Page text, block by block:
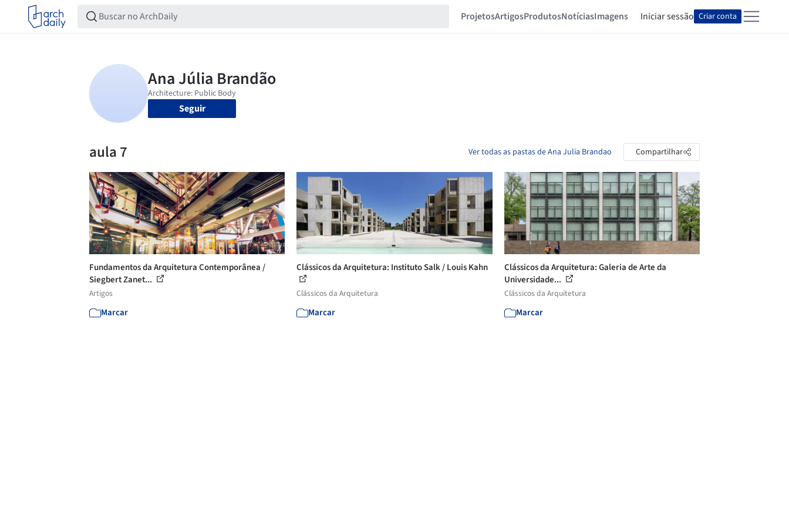
ProjetosArtigosProdutosNotíciasImagens Iniciar sessão Criar conta
Seguir
aula 7 Ver todas as pastas de Ana Julia Brandao Compartilhar
Fundamentos da Arquitetura Contemporânea /
Siegbert Zanet...
Artigos
Marcar
Clássicos da Arquitetura: Instituto Salk / Louis Kahn
Clássicos da Arquitetura
Marcar
Clássicos da Arquitetura: Galeria de Arte da
Universidade...
Clássicos da Arquitetura
Marcar